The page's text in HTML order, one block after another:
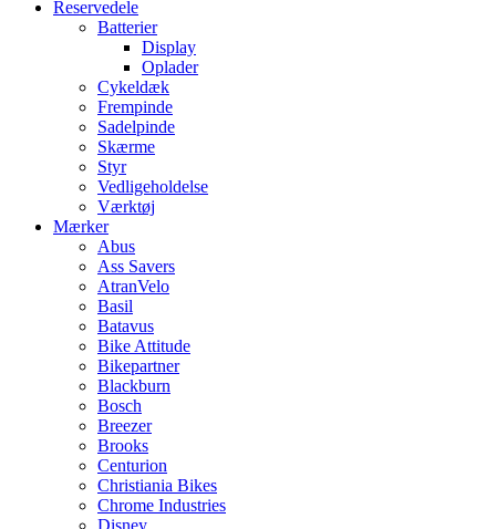
Reservedele
Batterier
Display
Oplader
Cykeldæk
Frempinde
Sadelpinde
Skærme
Styr
Vedligeholdelse
Værktøj
Mærker
Abus
Ass Savers
AtranVelo
Basil
Batavus
Bike Attitude
Bikepartner
Blackburn
Bosch
Breezer
Brooks
Centurion
Christiania Bikes
Chrome Industries
Disney